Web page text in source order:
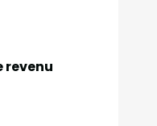
revenu